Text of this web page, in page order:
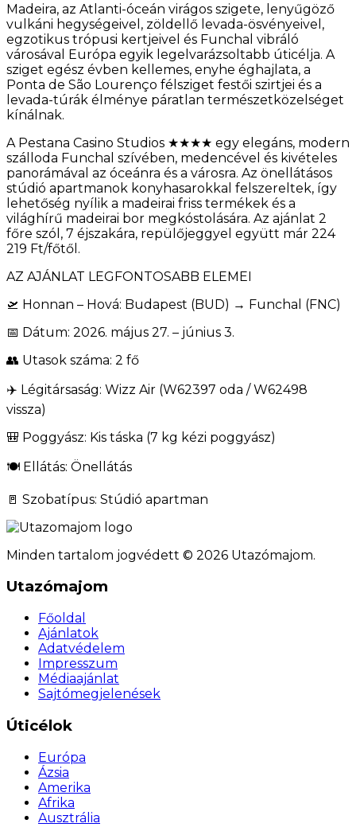
Madeira, az Atlanti-óceán virágos szigete, lenyűgöző
vulkáni hegységeivel, zöldellő levada-ösvényeivel,
egzotikus trópusi kertjeivel és Funchal vibráló
városával Európa egyik legelvarázsoltabb úticélja. A
sziget egész évben kellemes, enyhe éghajlata, a
Ponta de São Lourenço félsziget festői szirtjei és a
levada-túrák élménye páratlan természetközelséget
kínálnak.
A Pestana Casino Studios ★★★★ egy elegáns, modern
szálloda Funchal szívében, medencével és kivételes
panorámával az óceánra és a városra. Az önellátásos
stúdió apartmanok konyhasarokkal felszereltek, így
lehetőség nyílik a madeirai friss termékek és a
világhírű madeirai bor megkóstolására. Az ajánlat 2
főre szól, 7 éjszakára, repülőjeggyel együtt már 224
219 Ft/főtől.
AZ AJÁNLAT LEGFONTOSABB ELEMEI
🛫 Honnan – Hová: Budapest (BUD) → Funchal (FNC)
📅 Dátum: 2026. május 27. – június 3.
👥 Utasok száma: 2 fő
✈️ Légitársaság: Wizz Air (W62397 oda / W62498
vissza)
🎒 Poggyász: Kis táska (7 kg kézi poggyász)
🍽️ Ellátás: Önellátás
🚪 Szobatípus: Stúdió apartman
Minden tartalom jogvédett © 2026 Utazómajom.
Utazómajom
Főoldal
Ajánlatok
Adatvédelem
Impresszum
Médiaajánlat
Sajtómegjelenések
Úticélok
Európa
Ázsia
Amerika
Afrika
Ausztrália